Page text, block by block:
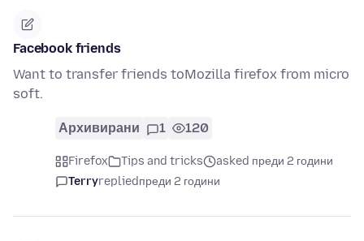
Facebook friends
Want to transfer friends toMozilla firefox from micro
soft.
Архивирани 1 120
Firefox Tips and tricks
asked преди 2 години
Terryrepliedпреди 2 години